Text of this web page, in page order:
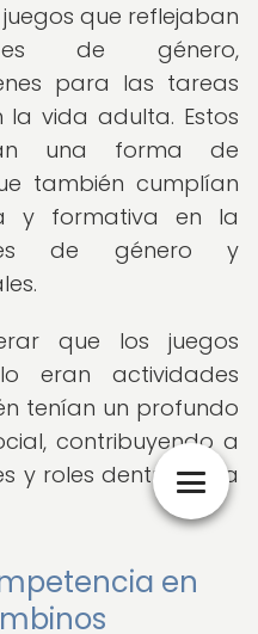
que reflejaban
de género,
para las tareas
vida adulta. Estos
una forma de
también cumplían
y formativa en la
de género y
que los juegos
eran actividades
tenían un profundo
contribuyendo a
y roles dentro de la
en